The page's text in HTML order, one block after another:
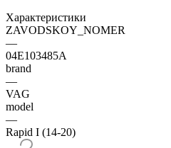
Характеристики
ZAVODSKOY_NOMER
—
04E103485A
brand
—
VAG
model
—
Rapid I (14-20)